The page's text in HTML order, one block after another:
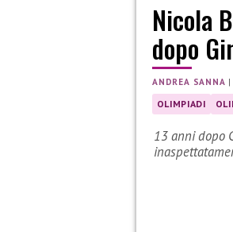
Nicola
dopo
ANDREA SANNA
OLIMPIADI
13 anni dopo